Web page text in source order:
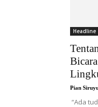
Headline
Pian
“Ada